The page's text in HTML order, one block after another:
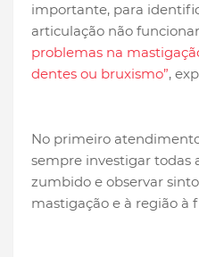
importante, para
articulação não
problemas na
dentes ou bruxismo”,
No primeiro
sempre investigar todas
zumbido e observar
mastigação e à região à